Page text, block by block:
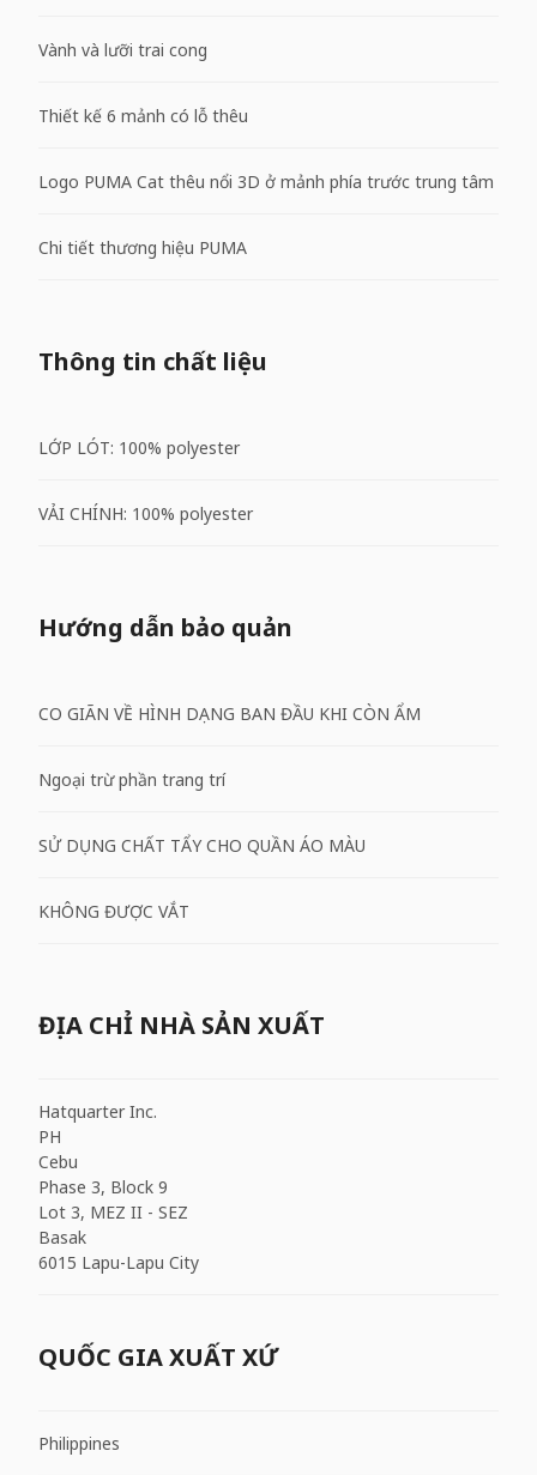
Vành và lưỡi trai cong
Thiết kế 6 mảnh có lỗ thêu
Logo PUMA Cat thêu nổi 3D ở mảnh phía trước trung tâm
Chi tiết thương hiệu PUMA
Thông tin chất liệu
LỚP LÓT: 100% polyester
VẢI CHÍNH: 100% polyester
Hướng dẫn bảo quản
CO GIÃN VỀ HÌNH DẠNG BAN ĐẦU KHI CÒN ẨM
Ngoại trừ phần trang trí
SỬ DỤNG CHẤT TẨY CHO QUẦN ÁO MÀU
KHÔNG ĐƯỢC VẮT
ĐỊA CHỈ NHÀ SẢN XUẤT
Hatquarter Inc.
PH
Cebu
Phase 3, Block 9
Lot 3, MEZ II - SEZ
Basak
6015 Lapu-Lapu City
QUỐC GIA XUẤT XỨ
Philippines